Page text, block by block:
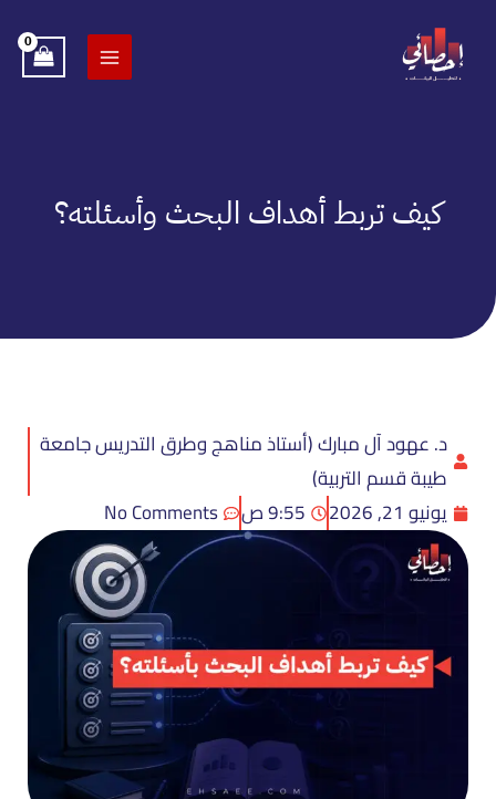
المحتوى
كيف تربط أهداف البحث وأسئلته؟
د. عهود آل مبارك (أستاذ مناهج وطرق التدريس جامعة
طيبة قسم التربية)
يونيو 21, 2026
9:55 ص No Comments